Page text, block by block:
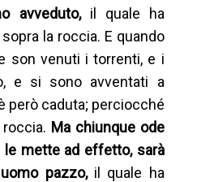
avveduto,il quale ha
la roccia. E quando
son venuti i torrenti, e i
e si sono avventati a
però caduta; perciocché
Ma chiunque ode
le mette ad effetto, sarà
pazzo,il quale ha